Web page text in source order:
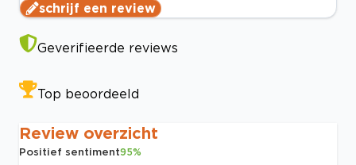
schrijf een review
Geverifieerde reviews
Top beoordeeld
Review overzicht
Positief sentiment95%